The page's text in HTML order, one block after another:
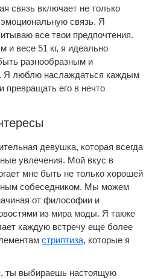
связь включает не только
связь. Я
все твои предпочтения.
и весе 51 кг, я идеально
разнообразным и
Я люблю наслаждаться каждым
превращать его в нечто
девушка, которая всегда
увлечения. Мой вкус в
мне быть не только хорошей
собеседником. Мы можем
от философии и
из мира моды. Я также
каждую встречу еще более
стриптиза, которые я
ты выбираешь настоящую